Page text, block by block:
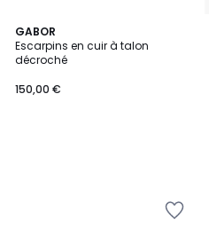
GABOR
Escarpins en cuir à talon
décroché
150,00 €